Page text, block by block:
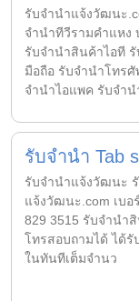
รับจํานําแจ้งวัฒนะ
จำนำทีวีรามคำแหง
รับจำนำสินค้าไอที
มือถือ รับจำนำโทรศั
จำนำไอแพค รับจำน
รับจำนำ Tab
รับจํานําแจ้งวัฒนะ
แจ้งวัฒนะ.com เบอ
829 3515 รับจำนำ
โทรสอบถามได้ ได้รั
ในทันทีเต็มจำนว